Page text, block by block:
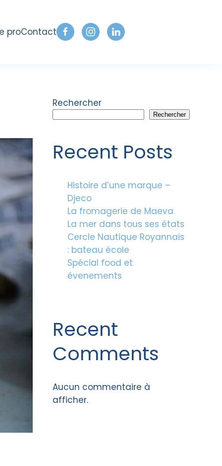
proContact
Rechercher
Rechercher
Recent Posts
Histoire d’une marque –
Djeco
La fromagerie de Maeva
La mer dans tous ses états
Cercle Nautique Royannais
: bateau école
Spécial food et
évenements
Recent
Comments
Aucun commentaire à
afficher.